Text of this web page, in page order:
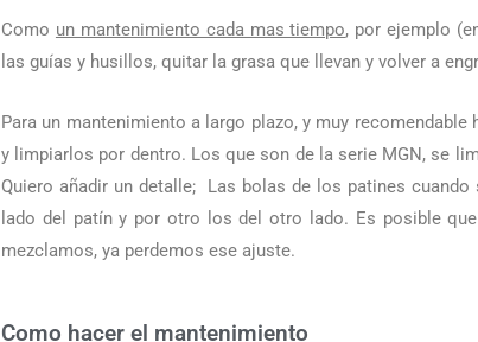
Como un mantenimiento cada mas tiempo, por ejemplo
las guías y husillos, quitar la grasa que llevan y volver a
Para un mantenimiento a largo plazo, y muy
y limpiarlos por dentro. Los que son de la serie MGN, se
Quiero añadir un detalle; Las bolas de los patines
lado del patín y por otro los del otro lado. Es posible
mezclamos, ya perdemos ese ajuste.
Como hacer el mantenimiento